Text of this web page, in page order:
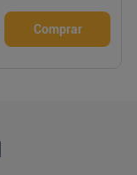
Comprar